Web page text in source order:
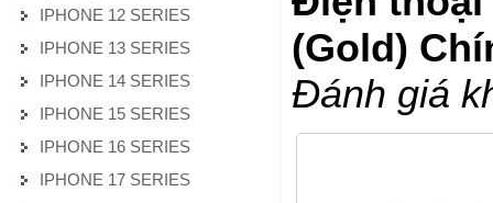
IPHONE 12 SERIES
IPHONE 13 SERIES
IPHONE 14 SERIES
IPHONE 15 SERIES
IPHONE 16 SERIES
IPHONE 17 SERIES
(Gold)
Đánh giá